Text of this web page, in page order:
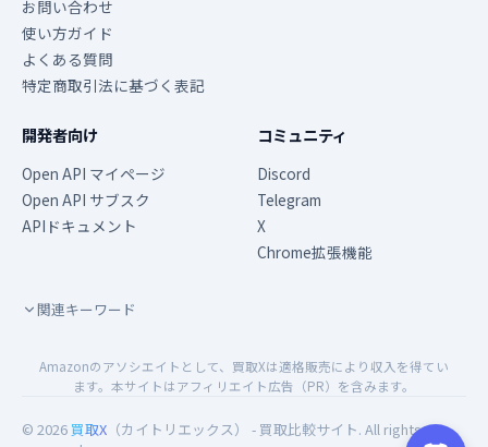
お問い合わせ
使い方ガイド
よくある質問
特定商取引法に基づく表記
開発者向け
Open API マイページ
Open API サブスク
APIドキュメント
コミュニティ
Discord
Telegram
X
Chrome拡張機能
関連キーワード
Amazonのアソシエイトとして、買取Xは適格販売により収入を得てい
ます。本サイトはアフィリエイト広告（PR）を含みます。
© 2026 買取X （カイトリエックス） - 買取比較サイト. All rights